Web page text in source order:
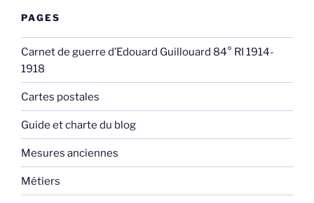
PAGES
Carnet de guerre d’Edouard Guillouard 84° RI 1914-
1918
Cartes postales
Guide et charte du blog
Mesures anciennes
Métiers